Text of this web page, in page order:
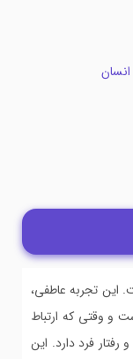
این تجربه عاطفی،
و وقتی که ارتباط
فرد دارد. این